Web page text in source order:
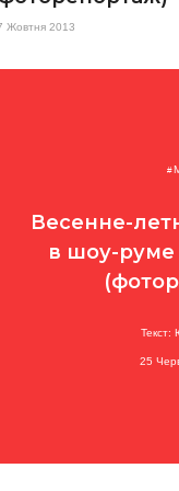
Жовтня 2013
Весенне-
в шоу-руме
Текст:
25